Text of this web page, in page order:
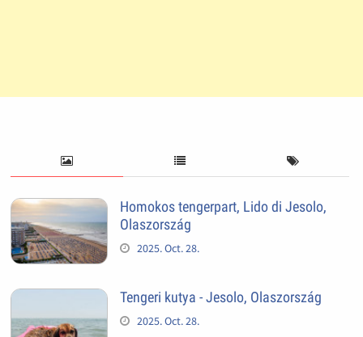
Homokos tengerpart, Lido di Jesolo,
Olaszország
2025. Oct. 28.
Tengeri kutya - Jesolo, Olaszország
2025. Oct. 28.